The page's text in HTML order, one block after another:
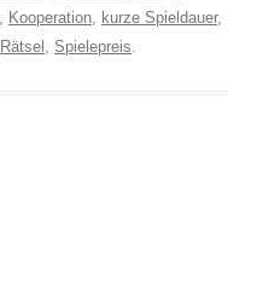
, Kooperation, kurze Spieldauer,
Rätsel , Spielepreis.